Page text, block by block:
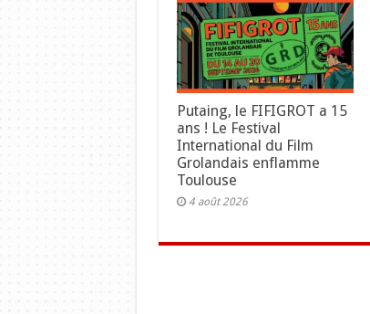
Putaing, le FIFIGROT a 15
ans ! Le Festival
International du Film
Grolandais enflamme
Toulouse
4 août 2026